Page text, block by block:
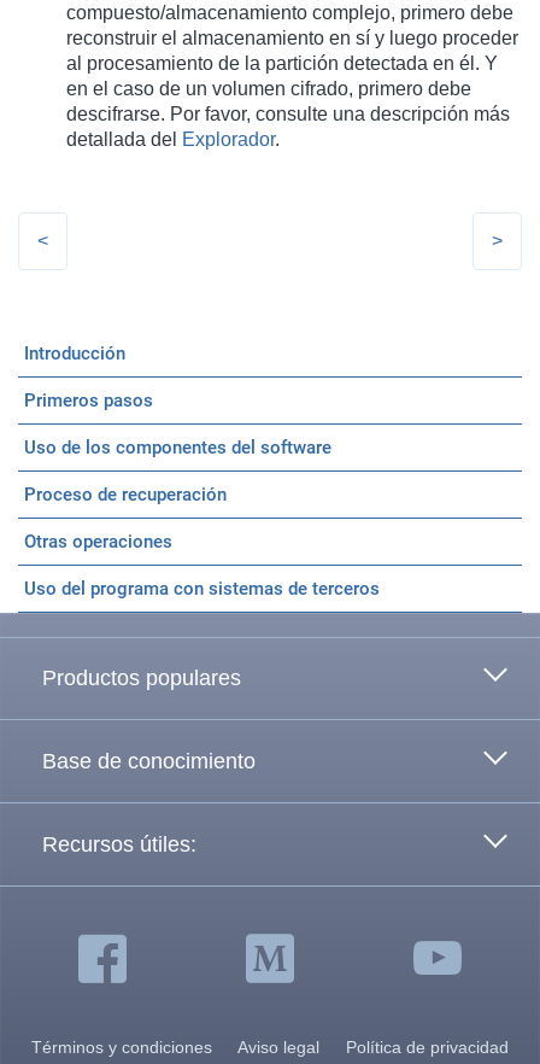
compuesto/almacenamiento complejo, primero debe
reconstruir el almacenamiento en sí y luego proceder
al procesamiento de la partición detectada en él. Y
en el caso de un volumen cifrado, primero debe
descifrarse. Por favor, consulte una descripción más
detallada del Explorador.
Introducción
Primeros pasos
Uso de los componentes del software
Proceso de recuperación
Otras operaciones
Uso del programa con sistemas de terceros
Ir arriba
Productos populares
Base de conocimiento
Recursos útiles:
Términos y condiciones Aviso legal Política de privacidad